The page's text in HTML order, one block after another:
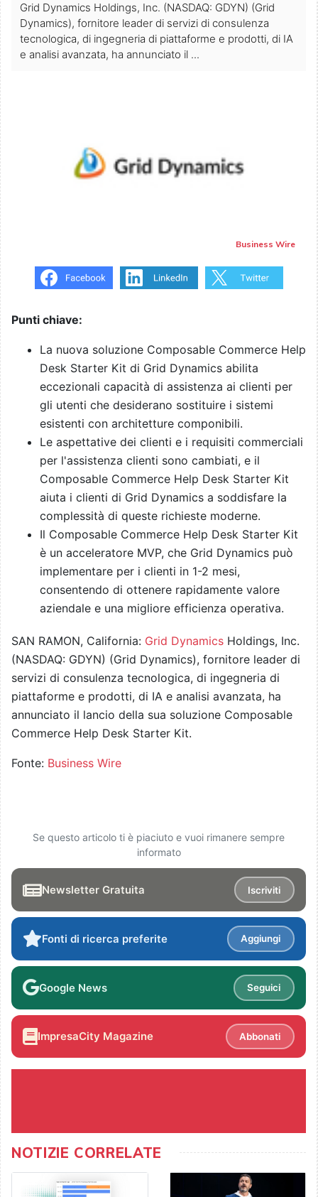
Grid Dynamics Holdings, Inc. (NASDAQ: GDYN) (Grid
Dynamics), fornitore leader di servizi di consulenza
tecnologica, di ingegneria di piattaforme e prodotti, di IA
e analisi avanzata, ha annunciato il ...
Business Wire
Punti chiave:
La nuova soluzione Composable Commerce Help
Desk Starter Kit di Grid Dynamics abilita
eccezionali capacità di assistenza ai clienti per
gli utenti che desiderano sostituire i sistemi
esistenti con architetture componibili.
Le aspettative dei clienti e i requisiti commerciali
per l'assistenza clienti sono cambiati, e il
Composable Commerce Help Desk Starter Kit
aiuta i clienti di Grid Dynamics a soddisfare la
complessità di queste richieste moderne.
Il Composable Commerce Help Desk Starter Kit
è un acceleratore MVP, che Grid Dynamics può
implementare per i clienti in 1-2 mesi,
consentendo di ottenere rapidamente valore
aziendale e una migliore efficienza operativa.
SAN RAMON, California: Grid Dynamics Holdings, Inc.
(NASDAQ: GDYN) (Grid Dynamics), fornitore leader di
servizi di consulenza tecnologica, di ingegneria di
piattaforme e prodotti, di IA e analisi avanzata, ha
annunciato il lancio della sua soluzione Composable
Commerce Help Desk Starter Kit.
Fonte: Business Wire
Se questo articolo ti è piaciuto e vuoi rimanere sempre
informato
Newsletter Gratuita Iscriviti
Fonti di ricerca preferite Aggiungi
Google News Seguici
ImpresaCity Magazine Abbonati
NOTIZIE CORRELATE